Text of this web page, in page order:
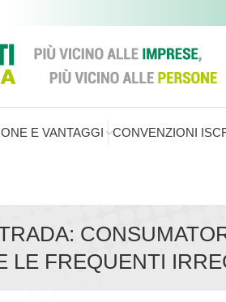
E VANTAGGI CONVENZIONI
LE FREQUENTI